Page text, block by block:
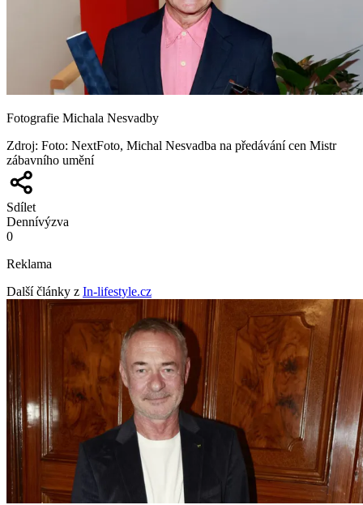
Fotografie Michala Nesvadby
Zdroj: Foto: NextFoto, Michal Nesvadba na předávání cen Mistr
zábavního umění
Sdílet
Dennívýzva
0
Reklama
Další články z In-lifestyle.cz